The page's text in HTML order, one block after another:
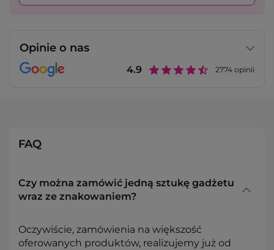
Opinie o nas
4.9 2774 opinii
FAQ
Czy można zamówić jedną sztukę gadżetu
wraz ze znakowaniem?
Oczywiście, zamówienia na większość
oferowanych produktów, realizujemy już od